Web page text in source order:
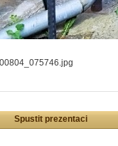
Spustit prezentaci